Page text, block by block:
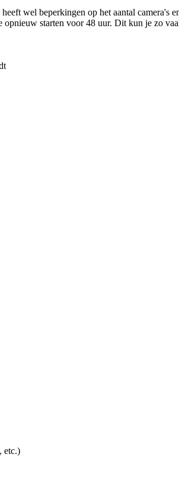
wel beperkingen op het aantal camera's
starten voor 48 uur. Dit kun je zo
etc.)